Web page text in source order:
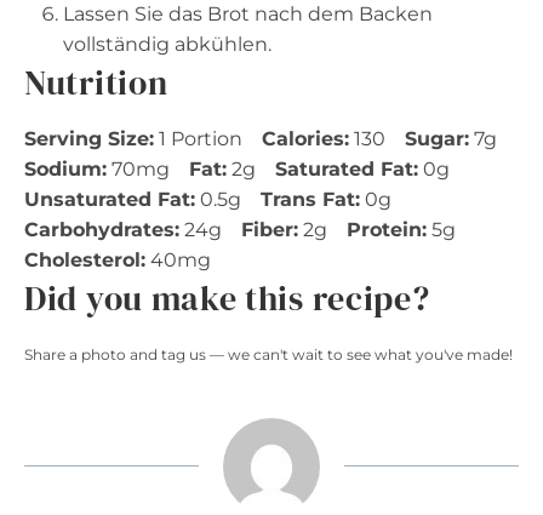
Lassen Sie das Brot nach dem Backen
vollständig abkühlen.
Nutrition
Serving Size: 1 Portion Calories: 130 Sugar: 7g
Sodium: 70mg Fat: 2g Saturated Fat: 0g
Unsaturated Fat: 0.5g Trans Fat: 0g
Carbohydrates: 24g Fiber: 2g Protein: 5g
Cholesterol: 40mg
Did you make this recipe?
Share a photo and tag us — we can't wait to see what you've made!